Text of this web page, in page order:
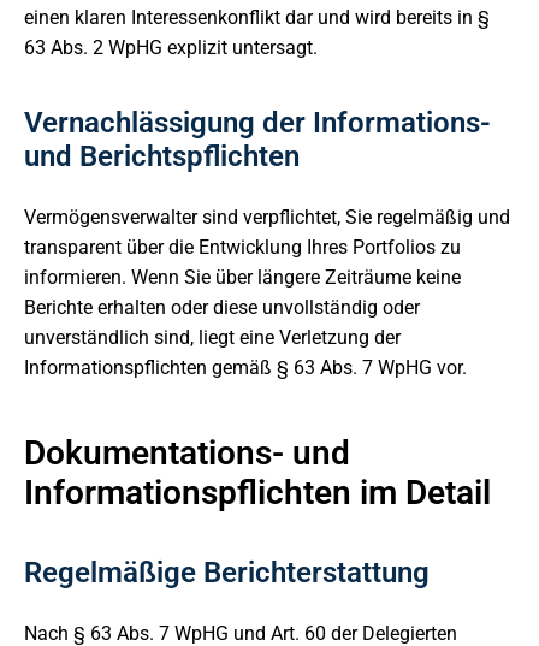
einen klaren Interessenkonflikt dar und wird bereits in §
63 Abs. 2 WpHG explizit untersagt.
Vernachlässigung der Informations-
und Berichtspflichten
Vermögensverwalter sind verpflichtet, Sie regelmäßig und
transparent über die Entwicklung Ihres Portfolios zu
informieren. Wenn Sie über längere Zeiträume keine
Berichte erhalten oder diese unvollständig oder
unverständlich sind, liegt eine Verletzung der
Informationspflichten gemäß § 63 Abs. 7 WpHG vor.
Dokumentations- und
Informationspflichten im Detail
Regelmäßige Berichterstattung
Nach § 63 Abs. 7 WpHG und Art. 60 der Delegierten